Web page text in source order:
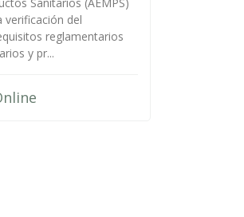
verificación del
reglamentarios
y pr...